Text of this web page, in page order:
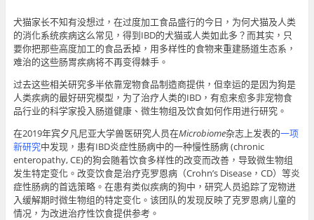
犬猫家长不知有没想过，在过度加工食品盛行的今日，为何犬猫及人类
的消化系统疾病这么常见，得到IBD的犬猫或人类如此多？而其实，只
要你把那些高度加工的食品丢掉，用多样性的食物来重建肠道生态系，
难治的这些肠胃疾病将不再变得棘手。
过去这些相关研究多半依靠宠物食品制造商提供，但幸运的是因为狗是
人类疾病的最好研究模型，为了治疗人类的IBD，有愈来愈多非宠物食
品行业的科学家投入肠道健康、微生物组及饮食如何作用进行研究。
在2019年宾夕凡尼亚大学兽医研究人员在Microbiome杂志上发表的一项
新研究中发现，患有IBD炎症性肠病中的一种慢性肠病 (chronic
enteropathy, CE)的狗会随着饮食多样性的改变而改善，导致微生物组
发生特定变化。改变饮食是治疗克罗恩病（Crohn’s Disease，CD）等炎
症性肠病的首选策略。在患有类似疾病的狗中，研究人员追踪了宠物进
入缓解期时微生物组的特定变化。该团队的发现反映了克罗恩病儿童的
情况，为改进治疗性饮食提供参考。